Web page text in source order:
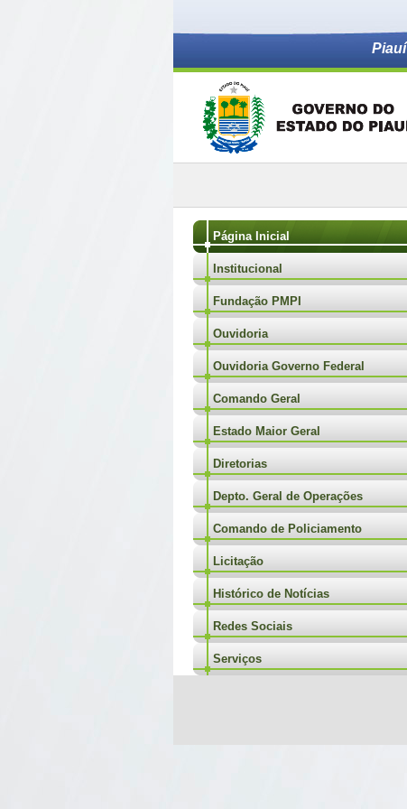
Piauí
Página Inicial
Institucional
Fundação PMPI
Ouvidoria
Ouvidoria Governo Federal
Comando Geral
Estado Maior Geral
Diretorias
Depto. Geral de Operações
Comando de Policiamento
Licitação
Histórico de Notícias
Redes Sociais
Serviços